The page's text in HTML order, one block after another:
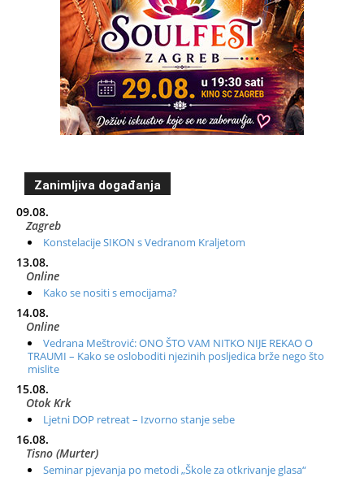
Zanimljiva događanja
09.08.
Zagreb
Konstelacije SIKON s Vedranom Kraljetom
13.08.
Online
Kako se nositi s emocijama?
14.08.
Online
Vedrana Meštrović: ONO ŠTO VAM NITKO NIJE REKAO O
TRAUMI – Kako se osloboditi njezinih posljedica brže nego što
mislite
15.08.
Otok Krk
Ljetni DOP retreat – Izvorno stanje sebe
16.08.
Tisno (Murter)
Seminar pjevanja po metodi „Škole za otkrivanje glasa“